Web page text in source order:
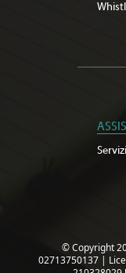
© Copyright
02713750137 |